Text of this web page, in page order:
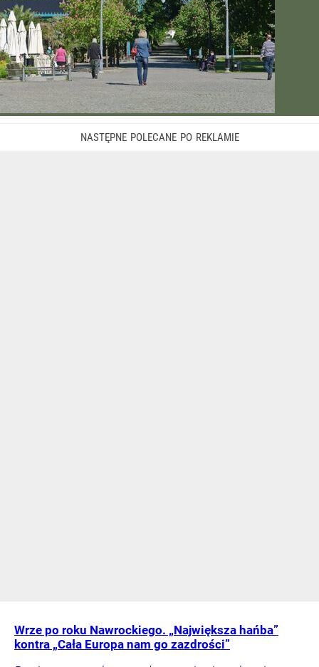
Wrze po roku Nawrockiego. „Największa hańba”
kontra „Cała Europa nam go zazdrości”